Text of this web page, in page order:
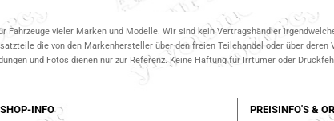
Fahrzeuge vieler Marken und Modelle. Wir sind kein Vertragshändler
die von den Markenhersteller über den freien Teilehandel oder über
und Fotos dienen nur zur Referenz. Keine Haftung für Irrtümer oder
SHOP-INFO
PREISINFO'S &